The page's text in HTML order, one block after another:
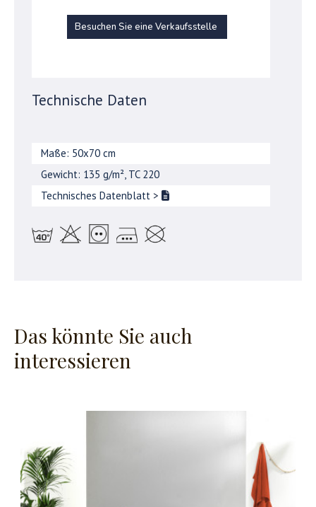
Besuchen Sie eine Verkaufsstelle
Technische Daten
Maße: 50x70 cm
Gewicht: 135 g/m², TC 220
Technisches Datenblatt >
Das könnte Sie auch
interessieren